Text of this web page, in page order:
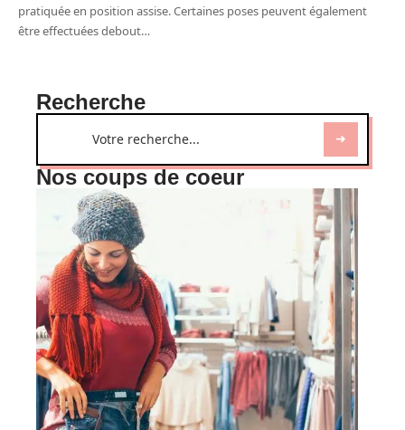
pratiquée en position assise. Certaines poses peuvent également
être effectuées debout…
Recherche
Nos coups de coeur